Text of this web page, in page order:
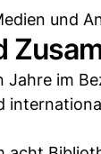
und
im